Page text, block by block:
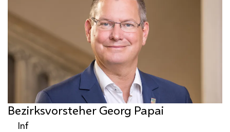
Bezirksvorsteher Georg Papai
Inf